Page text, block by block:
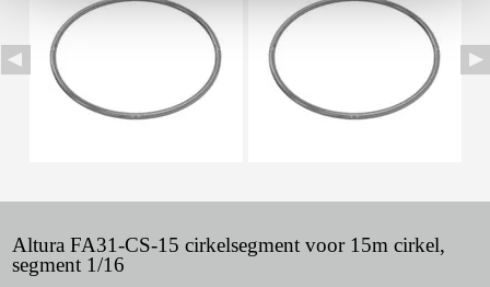
Altura FA31-CS-15 cirkelsegment voor 15m cirkel,
segment 1/16